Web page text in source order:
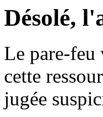
Désolé,
Le pare-feu
cette
jugée